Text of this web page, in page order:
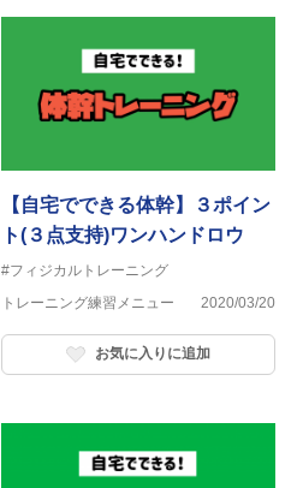
【自宅でできる体幹】３ポイン
ト(３点支持)ワンハンドロウ
#フィジカルトレーニング
トレーニング練習メニュー
2020/03/20
お気に入りに追加